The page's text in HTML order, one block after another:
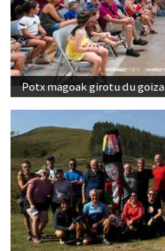
Potx magoak girotu du goiza